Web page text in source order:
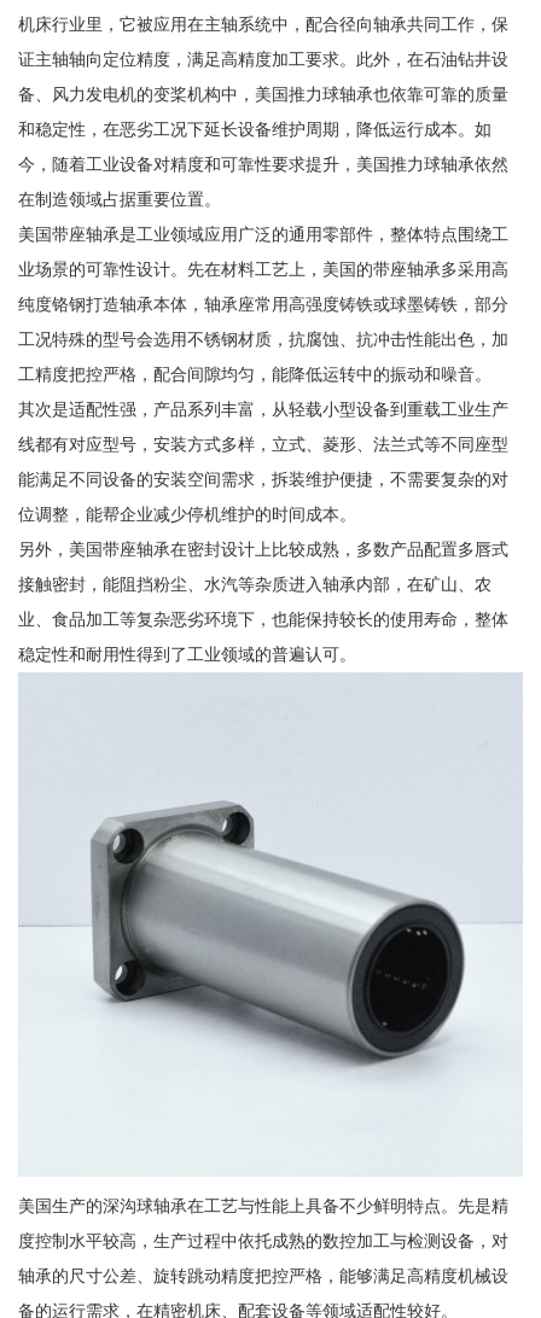
机床行业里，它被应用在主轴系统中，配合径向轴承共同工作，保
证主轴轴向定位精度，满足高精度加工要求。此外，在石油钻井设
备、风力发电机的变桨机构中，美国推力球轴承也依靠可靠的质量
和稳定性，在恶劣工况下延长设备维护周期，降低运行成本。如
今，随着工业设备对精度和可靠性要求提升，美国推力球轴承依然
在制造领域占据重要位置。
美国带座轴承是工业领域应用广泛的通用零部件，整体特点围绕工
业场景的可靠性设计。先在材料工艺上，美国的带座轴承多采用高
纯度铬钢打造轴承本体，轴承座常用高强度铸铁或球墨铸铁，部分
工况特殊的型号会选用不锈钢材质，抗腐蚀、抗冲击性能出色，加
工精度把控严格，配合间隙均匀，能降低运转中的振动和噪音。
其次是适配性强，产品系列丰富，从轻载小型设备到重载工业生产
线都有对应型号，安装方式多样，立式、菱形、法兰式等不同座型
能满足不同设备的安装空间需求，拆装维护便捷，不需要复杂的对
位调整，能帮企业减少停机维护的时间成本。
另外，美国带座轴承在密封设计上比较成熟，多数产品配置多唇式
接触密封，能阻挡粉尘、水汽等杂质进入轴承内部，在矿山、农
业、食品加工等复杂恶劣环境下，也能保持较长的使用寿命，整体
稳定性和耐用性得到了工业领域的普遍认可。
美国生产的深沟球轴承在工艺与性能上具备不少鲜明特点。先是精
度控制水平较高，生产过程中依托成熟的数控加工与检测设备，对
轴承的尺寸公差、旋转跳动精度把控严格，能够满足高精度机械设
备的运行需求，在精密机床、配套设备等领域适配性较好。